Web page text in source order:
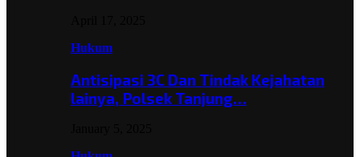
Hukum
Antisipasi 3C Dan Tindak Kejahatan
lainya, Polsek Tanjung…